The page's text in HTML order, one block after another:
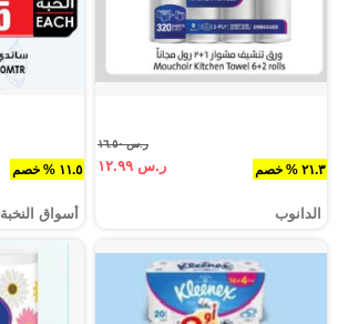
٢١.٣ % خصم
ر.س ١٦.٥٠
ر.س ١٢.٩٩
الدانوب
١١.٥ % خصم
أسواق النخبة